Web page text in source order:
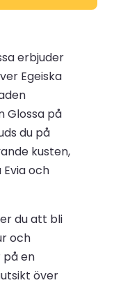
erbjuder
Egeiska
Glossa på
du på
kusten,
och
du att bli
och
på en
över